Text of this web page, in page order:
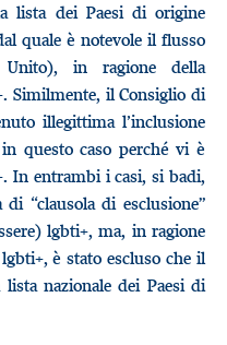
lista dei Paesi di origine
quale è notevole il flusso
in ragione della
Similmente, il Consiglio di
illegittima l’inclusione
questo caso perché vi è
In entrambi i casi, si badi,
“clausola di esclusione”
lgbti+, ma, in ragione
è stato escluso che il
lista nazionale dei Paesi di